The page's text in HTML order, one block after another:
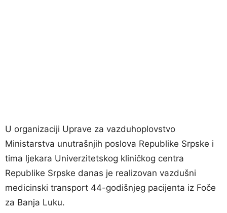
U organizaciji Uprave za vazduhoplovstvo
Ministarstva unutrašnjih poslova Republike Srpske i
tima ljekara Univerzitetskog kliničkog centra
Republike Srpske danas je realizovan vazdušni
medicinski transport 44-godišnjeg pacijenta iz Foče
za Banja Luku.